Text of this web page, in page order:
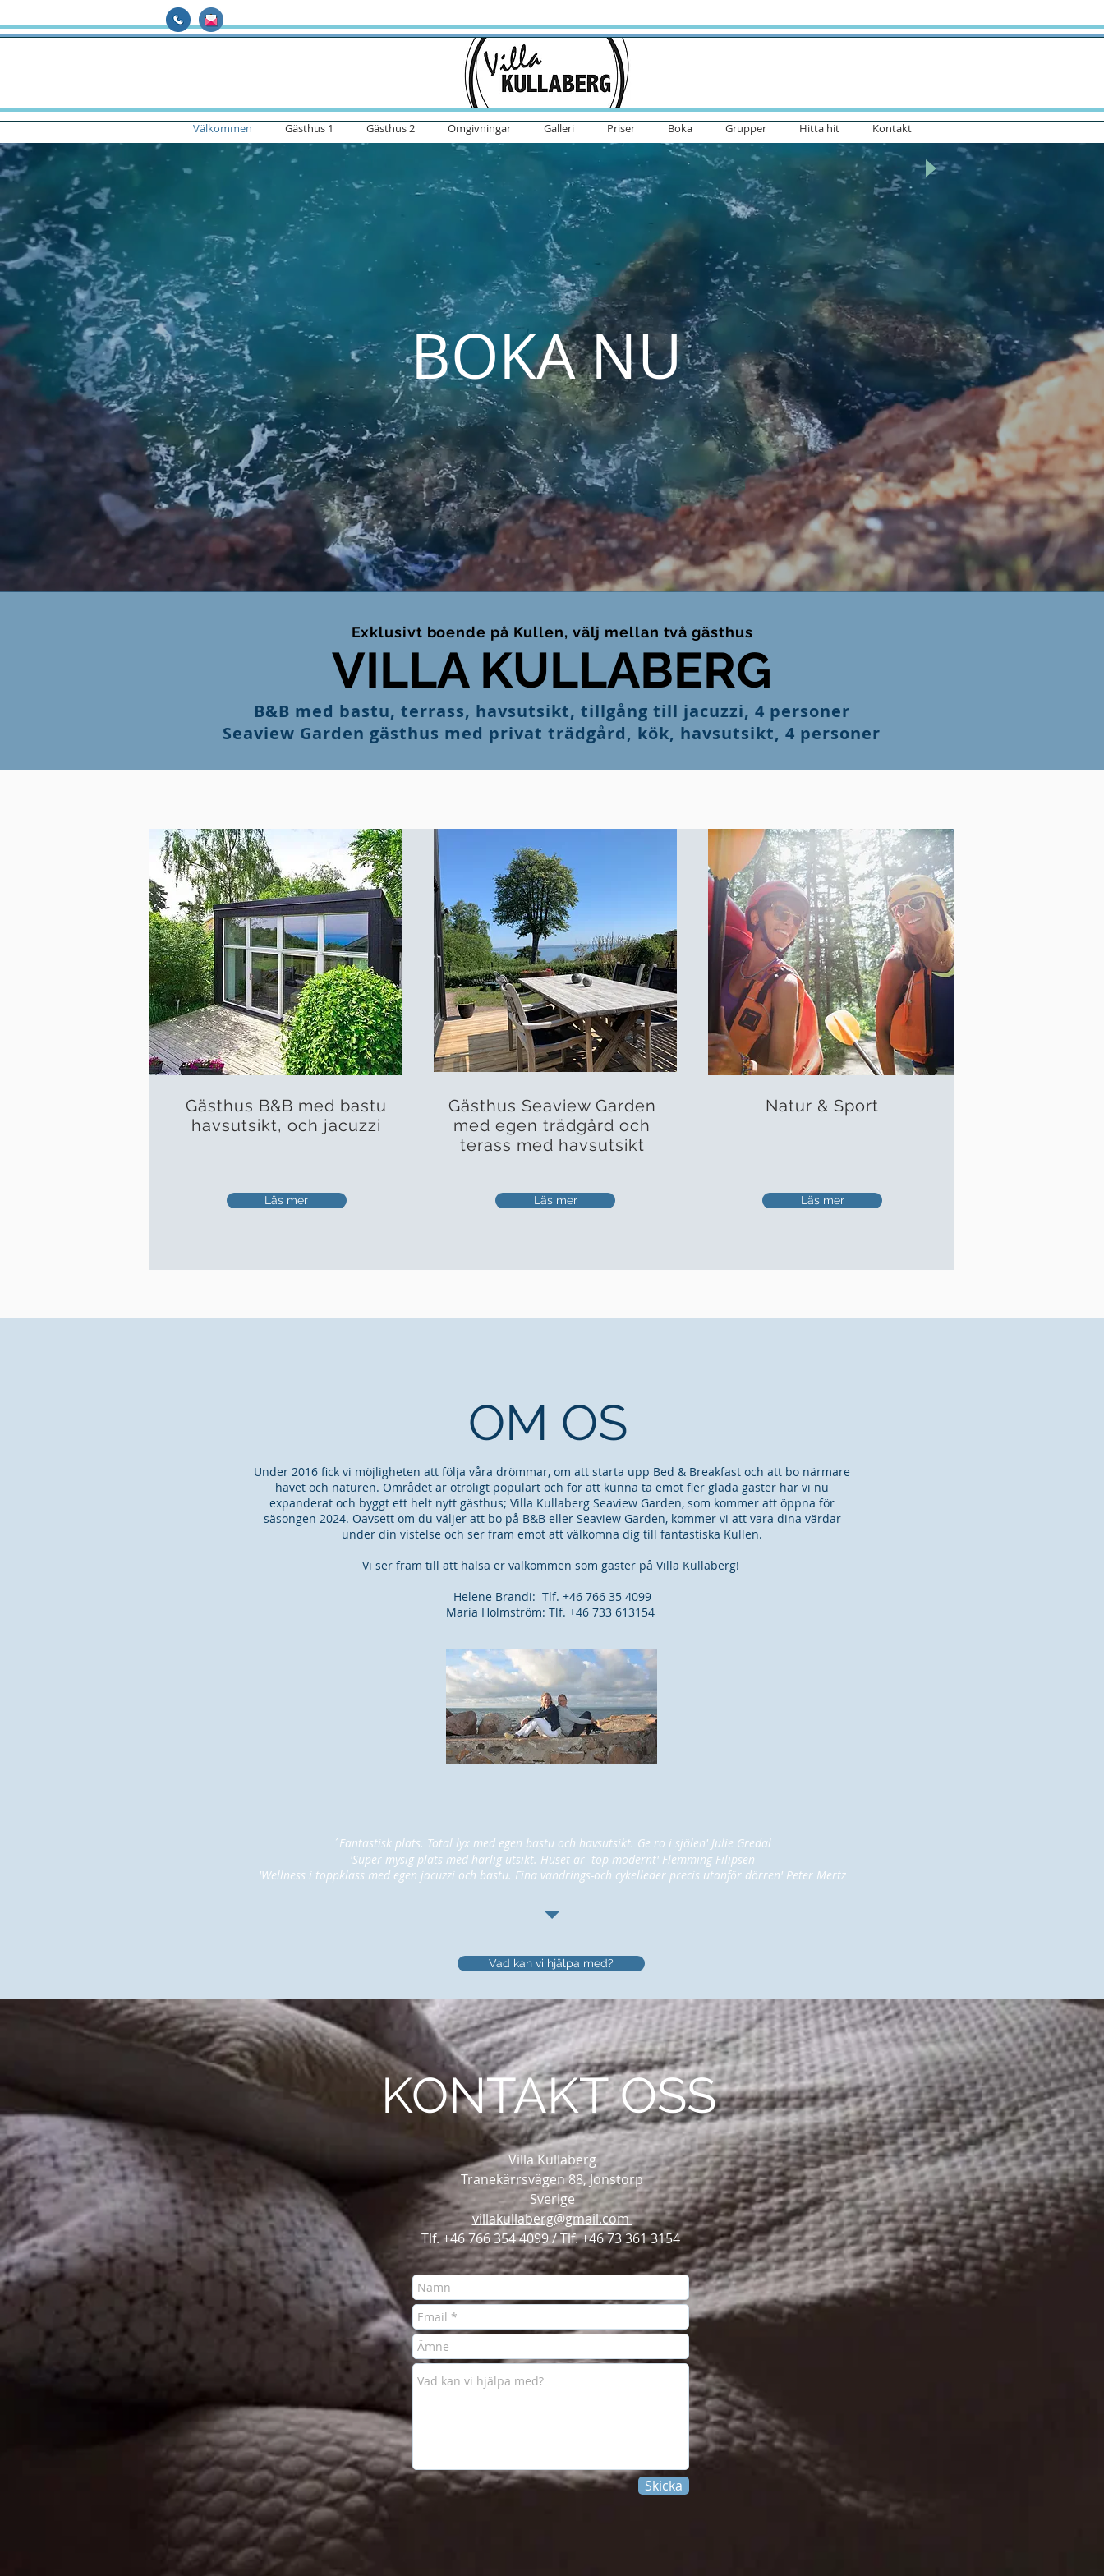
Välkommen Gästhus 1 Gästhus 2 Omgivningar Galleri Priser Boka Grupper Hitta hit Kontakt
BOKA NU
Exklusivt boende på Kullen, välj mellan två gästhus
VILLA KULLABERG
B&B med bastu, terrass, havsutsikt, tillgång till jacuzzi, 4 personer
Seaview Garden gästhus med privat trädgård, kök, havsutsikt, 4 personer
Gästhus B&B med bastu
havsutsikt, och jacuzzi
Läs mer
Gästhus Seaview Garden
med egen trädgård och
terass med havsutsikt
Läs mer
Natur & Sport
Läs mer
OM OS
Under 2016 fick vi möjligheten att följa våra drömmar, om att starta upp Bed & Breakfast och att bo närmare
havet och naturen. Området är otroligt populärt och för att kunna ta emot fler glada gäster har vi nu
expanderat och byggt ett helt nytt gästhus; Villa Kullaberg Seaview Garden, som kommer att öppna för
säsongen 2024. Oavsett om du väljer att bo på B&B eller Seaview Garden, kommer vi att vara dina värdar
under din vistelse och ser fram emot att välkomna dig till fantastiska Kullen.
Vi ser fram till att hälsa er välkommen som gäster på Villa Kullaberg!
Helene Brandi: Tlf. +46 766 35 4099
Maria Holmström: Tlf. +46 733 613154
´Fantastisk plats. Total lyx med egen bastu och havsutsikt. Ge ro i själen' Julie Gredal
'Super mysig plats med härlig utsikt. Huset är top modernt' Flemming Filipsen
'Wellness i toppklass med egen jacuzzi och bastu. Fina vandrings-och cykelleder precis utanför dörren' Peter Mertz
Vad kan vi hjälpa med?
KONTAKT OSS
Villa Kullaberg
Tranekärrsvägen 88, Jonstorp
Sverige
villakullaberg@gmail.com
Tlf. +46 766 354 4099 /Tlf. +46 73 361 3154
Skicka